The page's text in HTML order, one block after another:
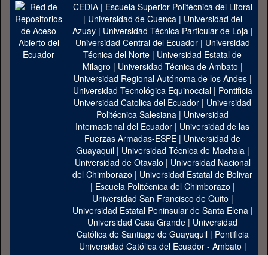
CEDIA| Escuela Superior Politécnica del Litoral
| Universidad de Cuenca| Universidad del
Azuay| Universidad Técnica Particular de Loja|
Universidad Central del Ecuador| Universidad
Técnica del Norte | Universidad Estatal de
Milagro | Universidad Técnica de Ambato |
Universidad Regional Autónoma de los Andes|
Universidad Tecnológica Equinoccial| Pontificia
Universidad Catolica del Ecuador | Universidad
Politécnica Salesiana | Universidad
Internacional del Ecuador | Universidad de las
Fuerzas Armadas-ESPE | Universidad de
Guayaquil| Universidad Técnica de Machala|
Universidad de Otavalo | Universidad Nacional
del Chimborazo | Universidad Estatal de Bolivar
| Escuela Politécnica del Chimborazo |
Universidad San Francisco de Quito |
Universidad Estatal Peninsular de Santa Elena|
Universidad Casa Grande | Universidad
Católica de Santiago de Guayaquil| Pontificia
Universidad Católica del Ecuador - Ambato |